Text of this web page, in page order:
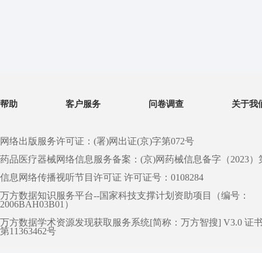
帮助 客户服务 问卷调查 关于我
网络出版服务许可证：(署)网出证(京)字第072号
药品医疗器械网络信息服务备案：(京)网药械信息备字（2023）
信息网络传播视听节目许可证 许可证号：0108284
万方数据知识服务平台--国家科技支撑计划资助项目（编号：
2006BAH03B01）
万方数据学术资源发现获取服务系统[简称：万方智搜] V3.0 证
第11363462号